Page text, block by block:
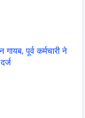
पूर्व कर्मचारी ने